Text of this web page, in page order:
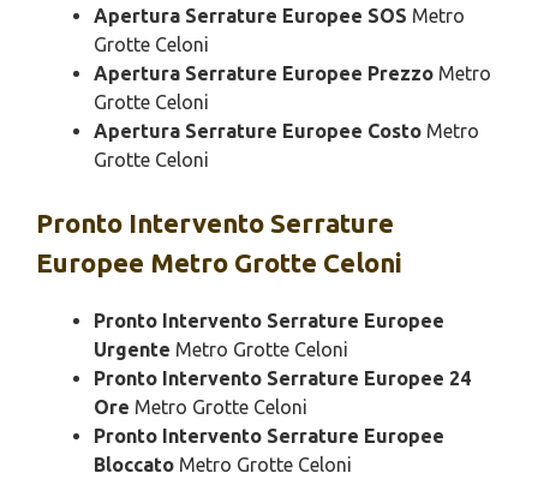
Apertura Serrature Europee SOS Metro
Grotte Celoni
Apertura Serrature Europee Prezzo Metro
Grotte Celoni
Apertura Serrature Europee Costo Metro
Grotte Celoni
Pronto Intervento Serrature
Europee Metro Grotte Celoni
Pronto Intervento Serrature Europee
Urgente Metro Grotte Celoni
Pronto Intervento Serrature Europee 24
Ore Metro Grotte Celoni
Pronto Intervento Serrature Europee
Bloccato Metro Grotte Celoni